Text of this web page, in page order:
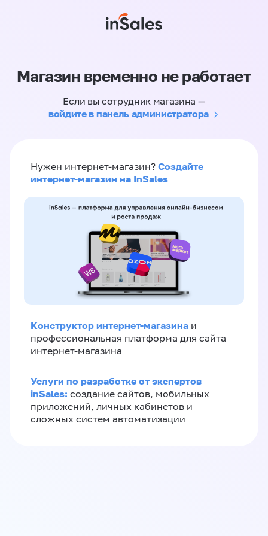
Магазин временно не работает
Если вы сотрудник магазина —
войдите в панель администратора
Нужен интернет-магазин? Создайте
интернет-магазин на InSales
Конструктор интернет-магазина и
профессиональная платформа для сайта
интернет-магазина
Услуги по разработке от экспертов
inSales: создание сайтов, мобильных
приложений, личных кабинетов и
сложных систем автоматизации